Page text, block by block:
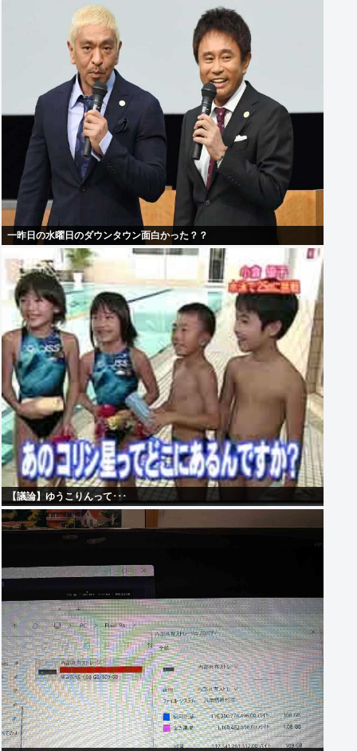
一昨日の水曜日のダウンタウン面白かった？？
【議論】ゆうこりんって･･･